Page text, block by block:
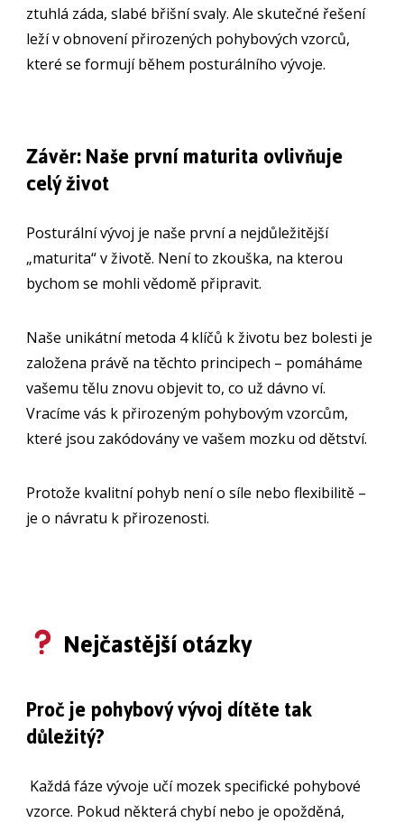
ztuhlá záda, slabé břišní svaly. Ale skutečné řešení
leží v obnovení přirozených pohybových vzorců,
které se formují během posturálního vývoje.
Závěr: Naše první maturita ovlivňuje
celý život
Posturální vývoj je naše první a nejdůležitější
„maturita“ v životě. Není to zkouška, na kterou
bychom se mohli vědomě připravit.
Naše unikátní metoda 4 klíčů k životu bez bolesti je
založena právě na těchto principech – pomáháme
vašemu tělu znovu objevit to, co už dávno ví.
Vracíme vás k přirozeným pohybovým vzorcům,
které jsou zakódovány ve vašem mozku od dětství.
Protože kvalitní pohyb není o síle nebo flexibilitě –
je o návratu k přirozenosti.
Nejčastější otázky
Proč je pohybový vývoj dítěte tak
důležitý?
Každá fáze vývoje učí mozek specifické pohybové
vzorce. Pokud některá chybí nebo je opožděná,